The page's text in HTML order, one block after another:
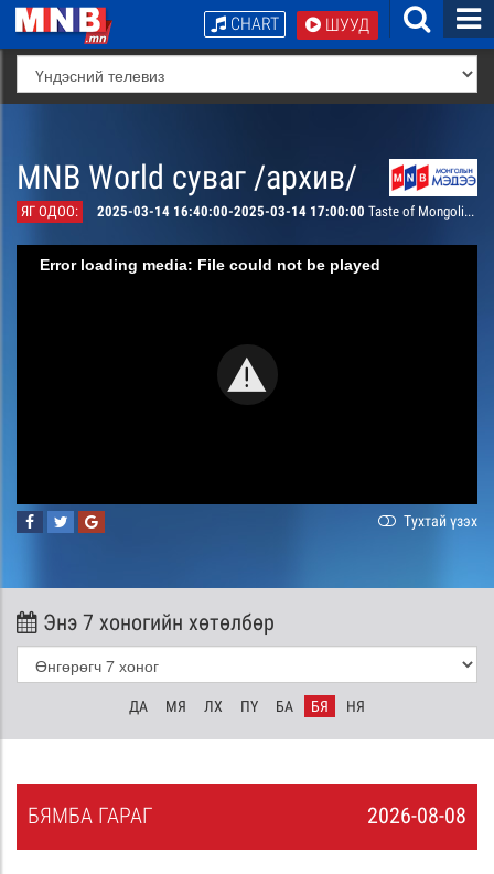
ШУУД
CHART
MNB World суваг /архив/
ЯГ ОДОО: 2025-03-14 16:40:00-2025-03-14 17:00:00 Taste of Mongolia: Nargie’s cuisine borts
Error loading media: File could not be played
Тухтай үзэх
Энэ 7 хоногийн хөтөлбөр
ДА МЯ ЛХ ПҮ БА БЯ НЯ
2026-08-08
БЯМБА ГАРАГ